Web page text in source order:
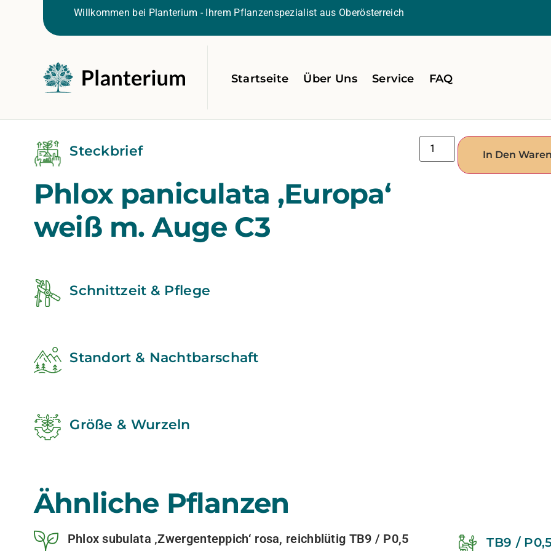
Willkommen bei Planterium - Ihrem Pflanzenspezialist aus Oberösterreich
Startseite Über Uns Service FAQ
Steckbrief
Phlox paniculata ‚Europa‘
weiß m. Auge C3
In Den
Schnittzeit & Pflege
Standort & Nachtbarschaft
Größe & Wurzeln
Ähnliche Pflanzen
Phlox subulata ‚Zwergenteppich‘ rosa, reichblütig TB9 / P0,5 TB9 / P0,5